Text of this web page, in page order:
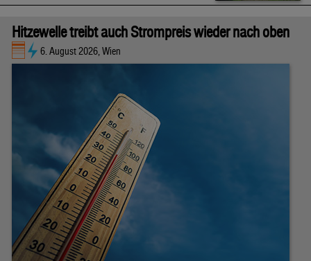
Hitzewelle treibt auch Strompreis wieder nach oben
6. August 2026, Wien